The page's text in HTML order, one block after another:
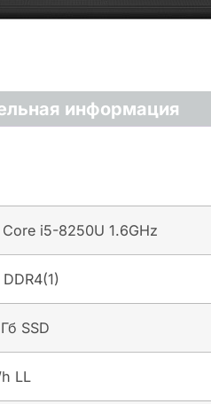
информация
i5-8250U 1.6GHz
SSD
LL